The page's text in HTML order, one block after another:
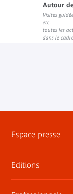
Autour
Visites
etc.
toutes les
dans le
Espace presse
Dossiers,
Contact presse
Editions